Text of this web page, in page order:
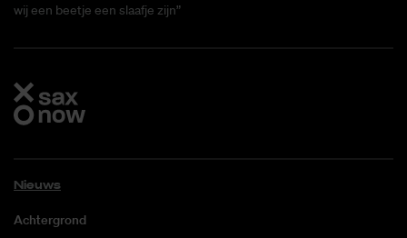
wij een beetje een slaafje zijn”
Nieuws
Achtergrond